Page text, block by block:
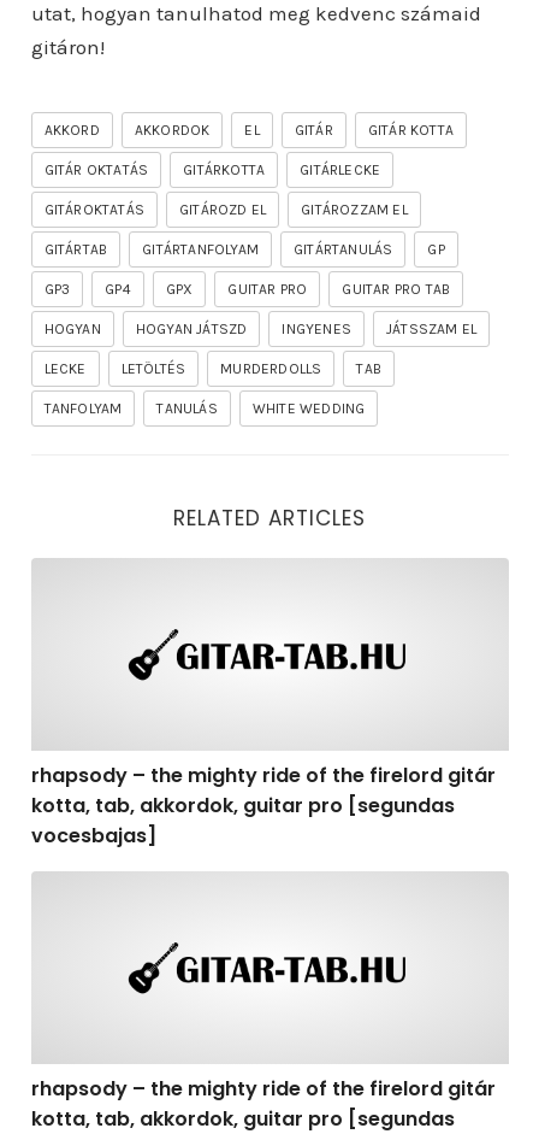
utat, hogyan tanulhatod meg kedvenc számaid
gitáron!
AKKORD AKKORDOK EL GITÁR GITÁR KOTTA
GITÁR OKTATÁS GITÁRKOTTA GITÁRLECKE
GITÁROKTATÁS GITÁROZD EL GITÁROZZAM EL
GITÁRTAB GITÁRTANFOLYAM GITÁRTANULÁS GP
GP3 GP4 GPX GUITAR PRO GUITAR PRO TAB
HOGYAN HOGYAN JÁTSZD INGYENES JÁTSSZAM EL
LECKE LETÖLTÉS MURDERDOLLS TAB
TANFOLYAM TANULÁS WHITE WEDDING
RELATED ARTICLES
rhapsody – the mighty ride of the firelord gitár
kotta, tab, akkordok, guitar pro [segundas
vocesbajas]
rhapsody – the mighty ride of the firelord gitár
kotta, tab, akkordok, guitar pro [segundas